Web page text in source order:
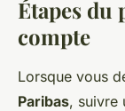
Étapes du
compte
Lorsque vous
Paribas, suivre